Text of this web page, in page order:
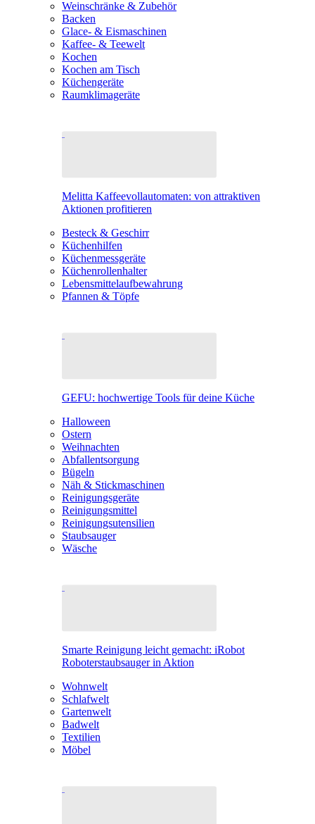
Weinschränke & Zubehör
Backen
Glace- & Eismaschinen
Kaffee- & Teewelt
Kochen
Kochen am Tisch
Küchengeräte
Raumklimageräte
Melitta Kaffeevollautomaten: von attraktiven
Aktionen profitieren
Besteck & Geschirr
Küchenhilfen
Küchenmessgeräte
Küchenrollenhalter
Lebensmittelaufbewahrung
Pfannen & Töpfe
GEFU: hochwertige Tools für deine Küche
Halloween
Ostern
Weihnachten
Abfallentsorgung
Bügeln
Näh & Stickmaschinen
Reinigungsgeräte
Reinigungsmittel
Reinigungsutensilien
Staubsauger
Wäsche
Smarte Reinigung leicht gemacht: iRobot
Roboterstaubsauger in Aktion
Wohnwelt
Schlafwelt
Gartenwelt
Badwelt
Textilien
Möbel